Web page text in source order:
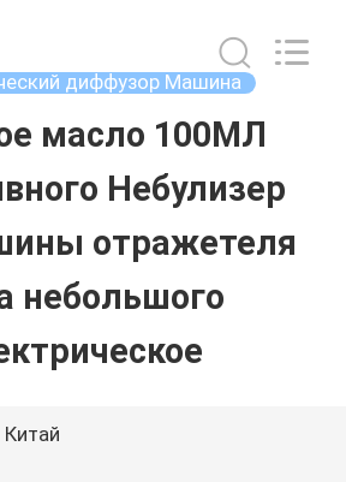
диффузор Машина
масло 100МЛ
Небулизер
отражетеля
небольшого
Китай